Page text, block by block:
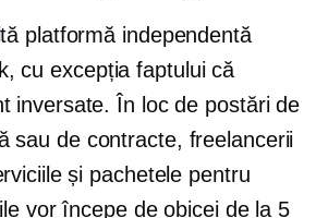
platformă independentă
cu excepția faptului că
inversate. În loc de postări de
sau de contracte, freelancerii
și pachetele pentru
vor începe de obicei de la 5